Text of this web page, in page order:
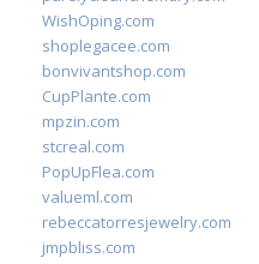
WishOping.com
shoplegacee.com
bonvivantshop.com
CupPlante.com
mpzin.com
stcreal.com
PopUpFlea.com
valueml.com
rebeccatorresjewelry.com
jmpbliss.com